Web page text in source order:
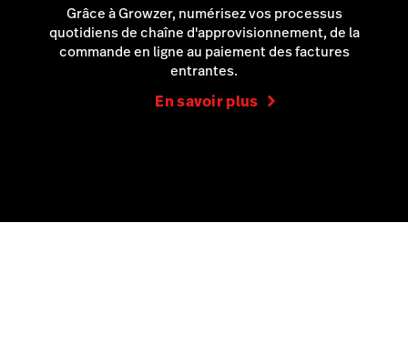
Grâce à Growzer, numérisez vos processus
quotidiens de chaîne d'approvisionnement, de la
commande en ligne au paiement des factures
entrantes.
En savoir plus